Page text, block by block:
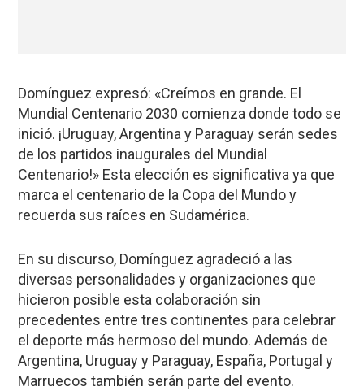
Domínguez expresó: «Creímos en grande. El
Mundial Centenario 2030 comienza donde todo se
inició. ¡Uruguay, Argentina y Paraguay serán sedes
de los partidos inaugurales del Mundial
Centenario!» Esta elección es significativa ya que
marca el centenario de la Copa del Mundo y
recuerda sus raíces en Sudamérica.
En su discurso, Domínguez agradeció a las
diversas personalidades y organizaciones que
hicieron posible esta colaboración sin
precedentes entre tres continentes para celebrar
el deporte más hermoso del mundo. Además de
Argentina, Uruguay y Paraguay, España, Portugal y
Marruecos también serán parte del evento.